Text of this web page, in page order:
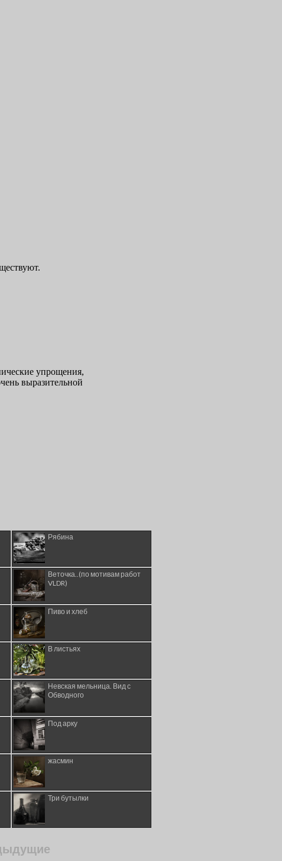
Рябина
Веточка..(по мотивам работ
VLDR)
Пиво и хлеб
В листьях
Невская мельница. Вид с
Обводного
Под арку
жасмин
Три бутылки